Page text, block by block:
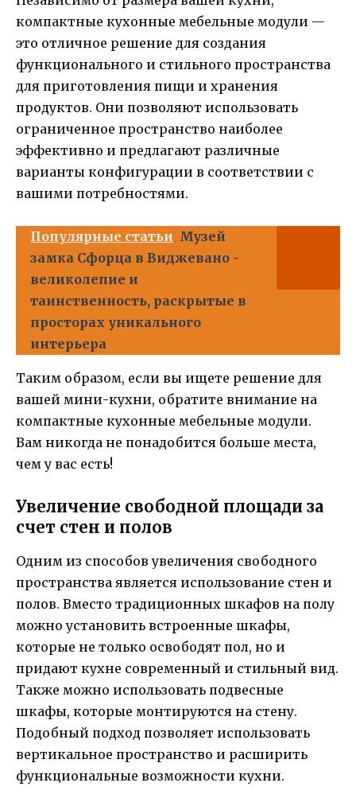
компактные кухонные мебельные модули —
это отличное решение для создания
функционального и стильного пространства
для приготовления пищи и хранения
продуктов. Они позволяют использовать
ограниченное пространство наиболее
эффективно и предлагают различные
варианты конфигурации в соответствии с
вашими потребностями.
Популярные статьи Музей
замка Сфорца в Виджевано -
великолепие и
таинственность, раскрытые в
просторах уникального
интерьера
Таким образом, если вы ищете решение для
вашей мини-кухни, обратите внимание на
компактные кухонные мебельные модули.
Вам никогда не понадобится больше места,
чем у вас есть!
Увеличение свободной площади за
счет стен и полов
Одним из способов увеличения свободного
пространства является использование стен и
полов. Вместо традиционных шкафов на полу
можно установить встроенные шкафы,
которые не только освободят пол, но и
придают кухне современный и стильный вид.
Также можно использовать подвесные
шкафы, которые монтируются на стену.
Подобный подход позволяет использовать
вертикальное пространство и расширить
функциональные возможности кухни.